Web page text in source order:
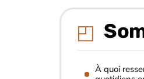
À quoi